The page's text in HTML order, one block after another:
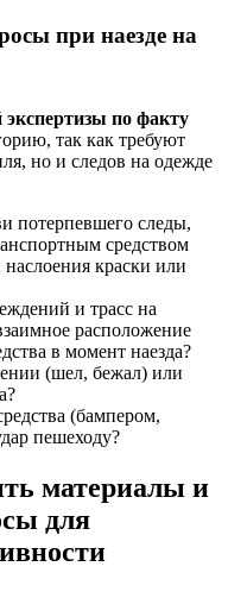
при наезде на
экспертизы по факту
так как требуют
но и следов на одежде
потерпевшего следы,
средством
краски или
и трасс на
расположение
в момент наезда?
(шел, бежал) или
(бампером,
пешеходу?
материалы и
для